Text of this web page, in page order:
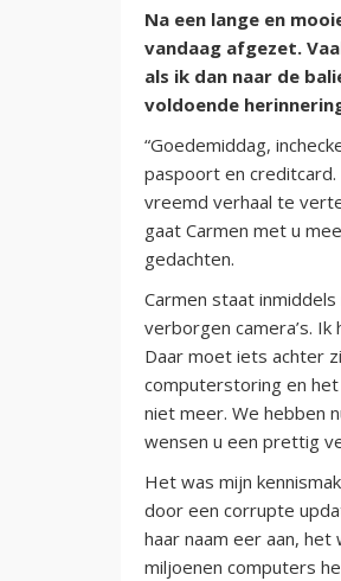
Na een lange en
vandaag afgezet.
als ik dan naar de
voldoende
“Goedemiddag,
paspoort en
vreemd verhaal te
gaat Carmen met u
gedachten.
Carmen staat
verborgen camera’s.
Daar moet iets achter
computerstoring en
niet meer. We hebben
wensen u een prettig
Het was mijn
door een corrupte
haar naam eer aan,
miljoenen computers